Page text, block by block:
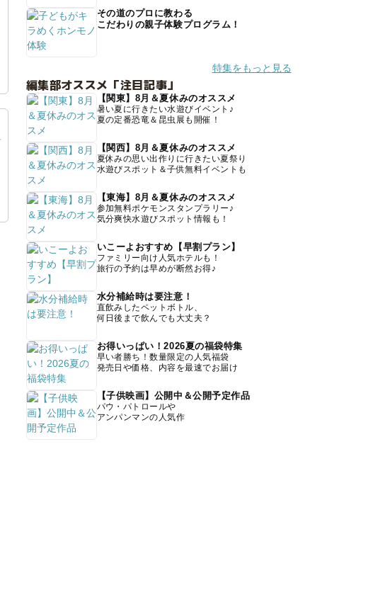
その道のプロに教わる
こだわりの親子体験プログラム！
特集をもっと見る
編集部オススメ「注目記事」
【関東】8月＆夏休みのオススメ
暑い夏に行きたい水遊びイベント♪
夏の定番恐竜＆昆虫展も開催！
【関西】8月＆夏休みのオススメ
夏休みの思い出作りに行きたい夏祭り
水遊びスポット＆子供無料イベントも
【東海】8月＆夏休みのオススメ
参加無料ポケモンスタンプラリー♪
気分爽快水遊びスポット情報も！
いこーよおすすめ【早割プラン】
ファミリー向け人気ホテルも！
旅行の予約は早めが断然お得♪
水分補給時は要注意！
直飲みしたペットボトル、
何日後まで飲んでも大丈夫？
お得いっぱい！2026夏の福袋特集
早い者勝ち！数量限定の人気福袋
発売日や価格、内容を最速でお届け
【子供映画】公開中＆公開予定作品
パウ・パトロールや
アンパンマンの人気作